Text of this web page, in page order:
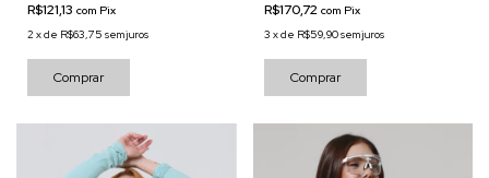
R$121,13 com Pix
2 xde R$63,75 sem juros
Comprar
R$170,72 com Pix
3 xde R$59,90sem juros
Comprar